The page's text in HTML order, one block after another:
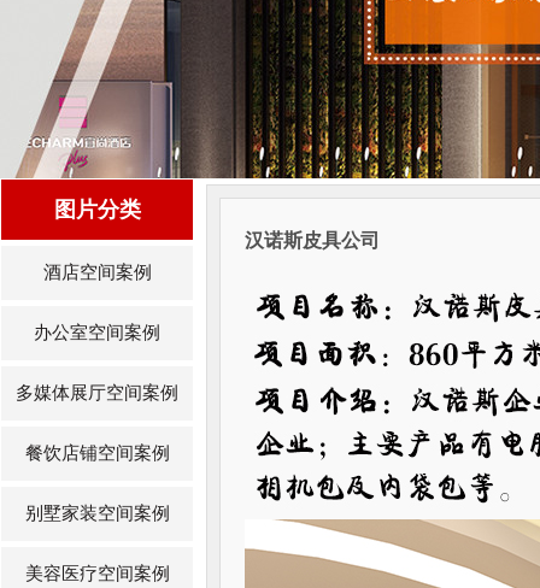
汉诺斯皮具公司
图片分类
酒店空间案例
办公室空间案例
多媒体展厅空间案例
餐饮店铺空间案例
别墅家装空间案例
美容医疗空间案例